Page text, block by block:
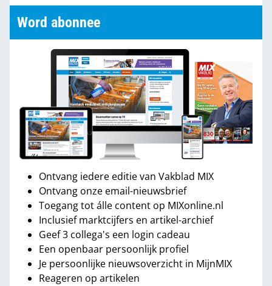
Word abonnee
Ontvang iedere editie van Vakblad MIX
Ontvang onze email-nieuwsbrief
Toegang tot álle content op MIXonline.nl
Inclusief marktcijfers en artikel-archief
Geef 3 collega's een login cadeau
Een openbaar persoonlijk profiel
Je persoonlijke nieuwsoverzicht in MijnMIX
Reageren op artikelen